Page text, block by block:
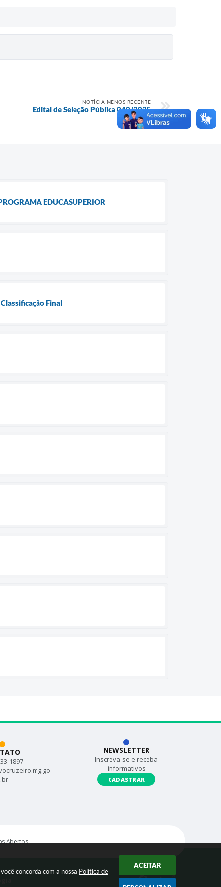
concorda com a nossa Política de
ACEITAR
NOTÍCIA MENOS RECENTE
Edital de Seleção Pública 040/2025
EDUCASUPERIOR
Final
1897
NEWSLETTER
Inscreva-se e receba
informativos
CADASTRAR
Abertos